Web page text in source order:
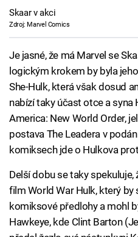
Skaar v akci
Zdroj: Marvel Comics
Je jasné, že má Marvel se
logickým krokem by byla
She-Hulk, která však dosud
nabízí taky účast otce a syna
America: New World Order,
postava The Leadera v
komiksech jde o Hulkova
Delší dobu se taky
film World War Hulk, který
komiksové předlohy a mohl
Hawkeye, kde Clint Barton